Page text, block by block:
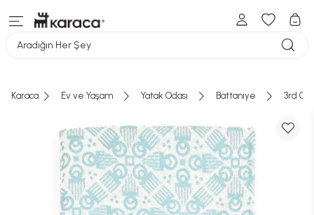
Aradığın Her Şey
Karaca Ev ve Yaşam Yatak Odası Battaniye 3rd